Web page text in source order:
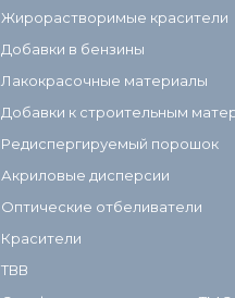
Жирорастворимые красители
Добавки в бензины
Лакокрасочные материалы
Добавки к строительным
Редиспергируемый порошок
Акриловые дисперсии
Оптические отбеливатели
Красители
ТВВ